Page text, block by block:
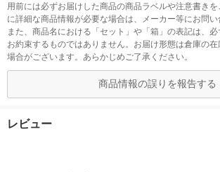
用前には必ずお届けした商品の商品ラベルや注意書き
に詳細な商品情報が必要な場合は、メーカー等にお問い
また、商品名における「セット」や「箱」の表記は、
お約束するものではありません。お届け形態は倉庫の
場合がございます。あらかじめご了承ください。
商品情報の誤りを報告する
レビュー